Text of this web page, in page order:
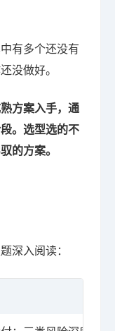
有多个还没有
没做好。
方案入手，通
。选型选的不
的方案。
深入阅读：